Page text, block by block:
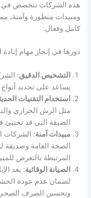
هذه الشركات تتخصص في
ومبيدات متطورة وآمنة،
كامل وفعال.
دورها في إنجاز مهام
التشخيص الدقيق:
يساعد على تحديد
استخدام التقنيات
مثل الرش الحراري
الضيقة التي قد تختبئ
مبيدات آمنة: الشركات
الصحة العامة وصديقة
المرتبطة بالتعرض
الصيانة الوقائية: بعد
لضمان عدم عودة
وتحسين الصرف